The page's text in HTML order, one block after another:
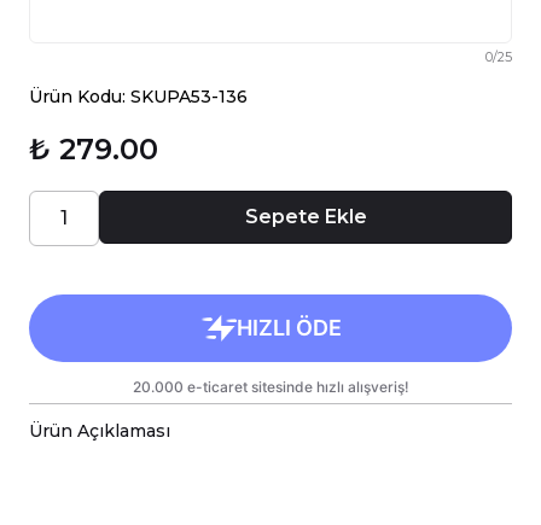
0/25
Ürün Kodu: SKUPA53-136
₺ 279.00
Sepete Ekle
Ürün Açıklaması